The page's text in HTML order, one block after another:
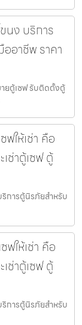
นง บริการ
อาชีพ ราคา
ายตู้เซฟ รับติดตั้งตู้
ฟให้เช่า คือ
ช่าตู้เซฟ ตู้
ริการตู้นิรภัยสำหรับ
ฟให้เช่า คือ
ช่าตู้เซฟ ตู้
ริการตู้นิรภัยสำหรับ